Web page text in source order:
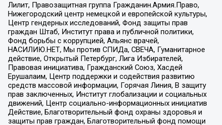
Лилит, Правозащитная группа Гражданин.Армия.Право,
Нижегородский центр немецкой и европейской культуры,
Центр гендерных исследований, Фонд защиты прав
граждан Штаб, Институт права и публичной политики,
Фонд борьбы с коррупцией, Альянс врачей,
НАСИЛИЮ.НЕТ, Мы против СПИДа, СВЕЧА, Гуманитарное
действие, Открытый Петербург, Лига Избирателей,
Правовая инициатива, Гражданский Союз, Хасдей
Ерушалаим, Центр поддержки и содействия развитию
средств массовой информации, Горячая Линия, В защиту
прав заключенных, Институт глобализации и социальных
движений, Центр социально-информационных инициатив
Действие, Благотворительный фонд охраны здоровья и
защиты прав граждан, Благотворительный фонд помощи